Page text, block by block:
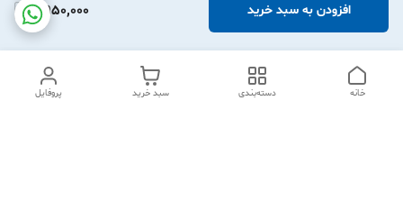
2,950,000 افزودن به سبد خرید
پروفایل سبد خرید دسته‌بندی خانه